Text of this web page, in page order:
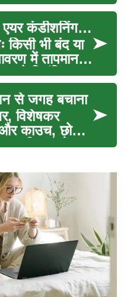
Air Condition — एयर कंडीशनिंग के काम और विकल्प
किसी भी बंद या
में तापमान,
को नियंत्रित
से जगह बचाना
विशेषकर
काउच, छोटे
रूप से